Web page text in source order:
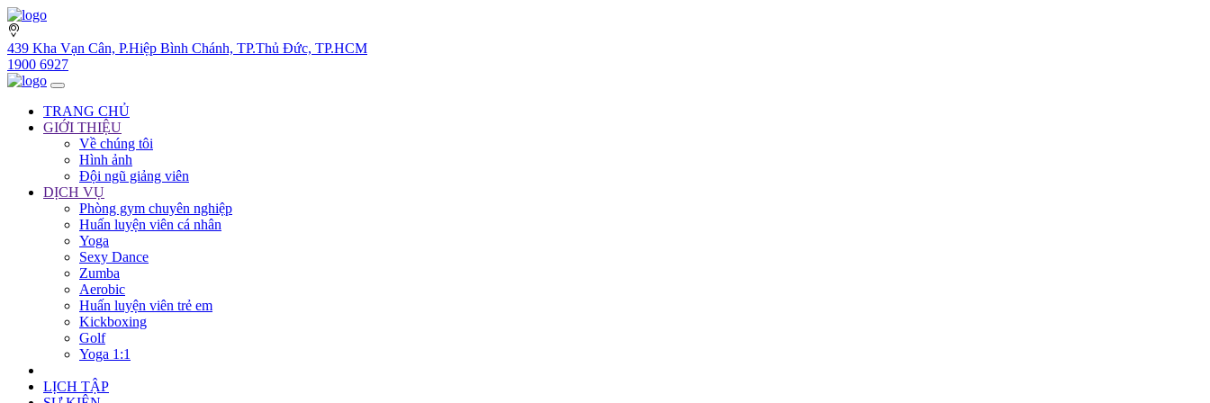
439 Kha Vạn Cân, P.Hiệp Bình Chánh, TP.Thủ Đức, TP.HCM
1900 6927
TRANG CHỦ
GIỚI THIỆU
Về chúng tôi
Hình ảnh
Đội ngũ giảng viên
DỊCH VỤ
Phòng gym chuyên nghiệp
Huấn luyện viên cá nhân
Yoga
Sexy Dance
Zumba
Aerobic
Huấn luyện viên trẻ em
Kickboxing
Golf
Yoga 1:1
LỊCH TẬP